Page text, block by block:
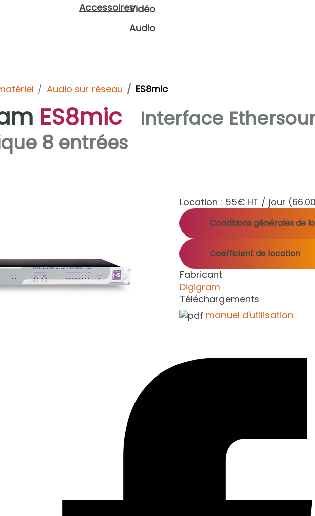
AccessoiresVidéo
Audio
Audio sur réseau ES8mic
ES8mic
Interface
8 entrées
Location : 55€ HT / jour
Conditions générales de
Coefficient de location
Fabricant
Digigram
Téléchargements
manuel d'utilisation